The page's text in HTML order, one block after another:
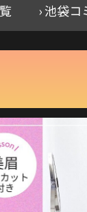
› 池袋